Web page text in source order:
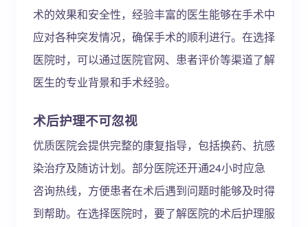
术的效果和安全性，经验丰富的医生能够在手术中
应对各种突发情况，确保手术的顺利进行。在选择
医院时，可以通过医院官网、患者评价等渠道了解
医生的专业背景和手术经验。
术后护理不可忽视
优质医院会提供完整的康复指导，包括换药、抗感
染治疗及随访计划。部分医院还开通24小时应急
咨询热线，方便患者在术后遇到问题时能够及时得
到帮助。在选择医院时，要了解医院的术后护理服